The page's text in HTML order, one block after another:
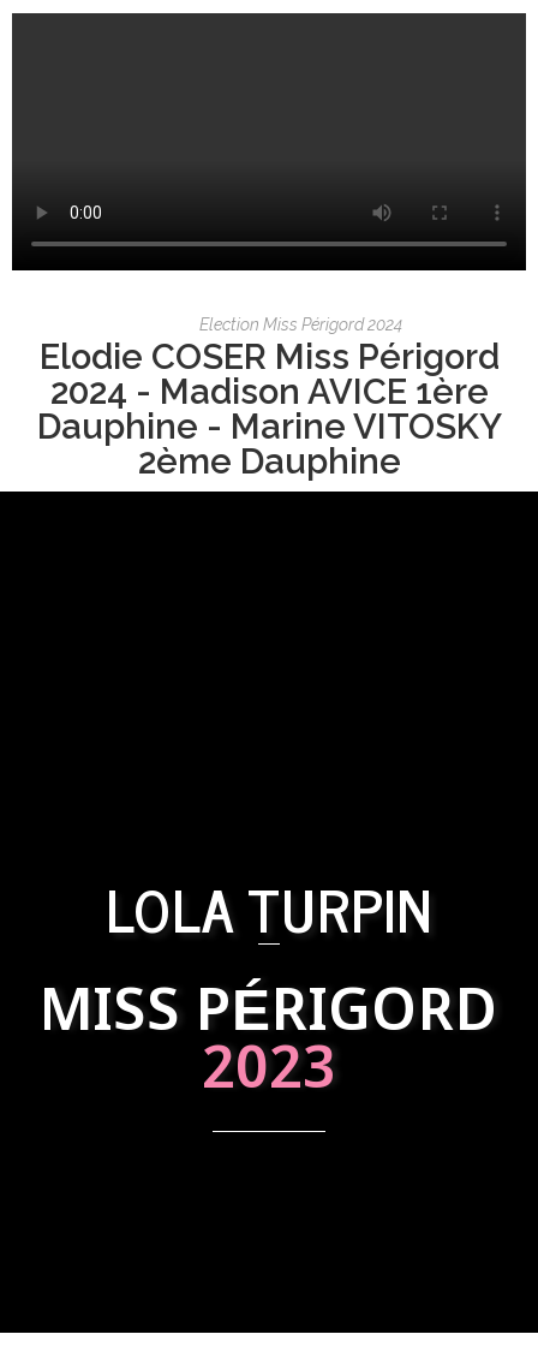
Election Miss Périgord 2024
Elodie COSER Miss Périgord
2024 - Madison AVICE 1ère
Dauphine - Marine VITOSKY
2ème Dauphine
LOLA TURPIN
MISS PÉRIGORD
2023